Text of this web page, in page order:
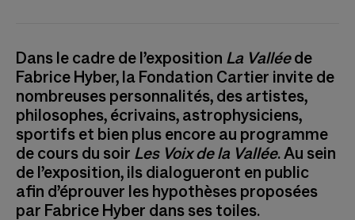
Dans le cadre de l’exposition La Valléede
Fabrice Hyber, la Fondation Cartier invite de
nombreuses personnalités, des artistes,
philosophes, écrivains, astrophysiciens,
sportifs et bien plus encore au programme
de cours du soir Les Voix de la Vallée. Au sein
de l’exposition, ils dialogueront en public
afin d’éprouver les hypothèses proposées
par Fabrice Hyber dans ses toiles.